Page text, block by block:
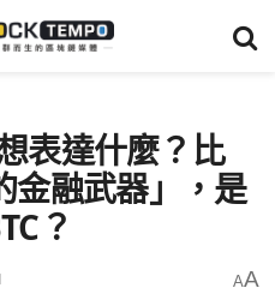
表達什麼？比
金融武器」，是
？
AA